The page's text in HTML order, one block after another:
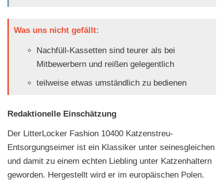
Was uns nicht gefällt:
Nachfüll-Kassetten sind teurer als bei
Mitbewerbern und reißen gelegentlich
teilweise etwas umständlich zu bedienen
Redaktionelle Einschätzung
Der LitterLocker Fashion 10400 Katzenstreu-
Entsorgungseimer ist ein Klassiker unter seinesgleichen
und damit zu einem echten Liebling unter Katzenhaltern
geworden. Hergestellt wird er im europäischen Polen.